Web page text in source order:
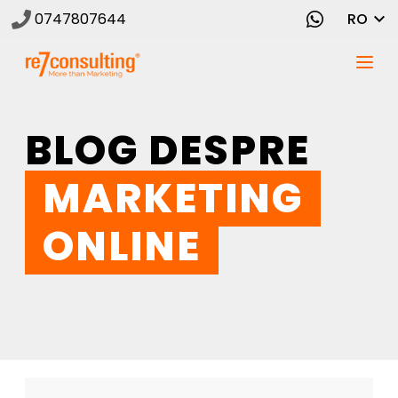
0747807644 RO
BLOG DESPRE
MARKETING
ONLINE